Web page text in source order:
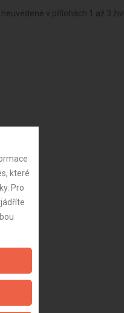
v přílohách 1 až 3
které
Pro